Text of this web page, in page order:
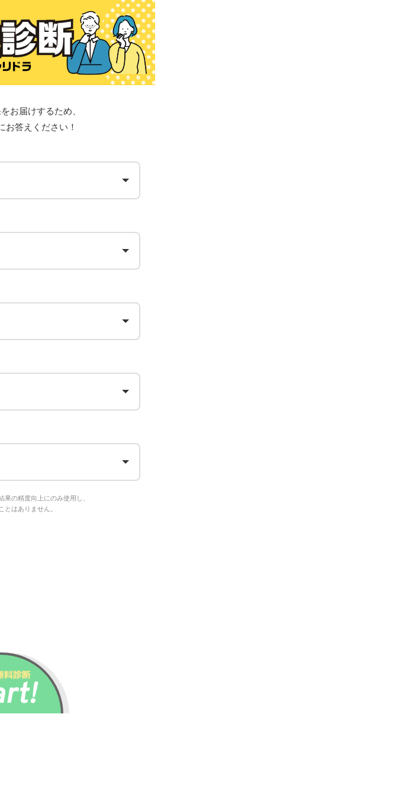
お届けするため、
お答えください！
の精度向上にのみ使用し、
とはありません。